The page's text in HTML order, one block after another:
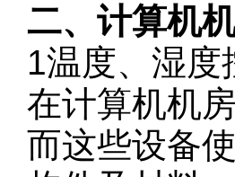
二、计算机
1温度、湿度
在计算机机
而这些设备